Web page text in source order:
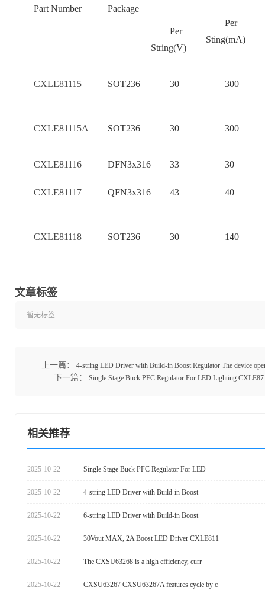
Part Number Package
Per
String(V)
Per
Sting(mA)
CXLE81115 SOT236 30 300
CXLE81115A SOT236 30 300
CXLE81116 DFN3x316 33 30
CXLE81117 QFN3x316 43 40
CXLE81118 SOT236 30 140
文章标签
暂无标签
上一篇： 4-string LED Driver with Build-in Boost Regulator The device
下一篇： Single Stage Buck PFC Regulator For LED Lighting
相关推荐
2025-10-22 Single Stage Buck PFC Regulator For LED
2025-10-22 4-string LED Driver with Build-in Boost
2025-10-22 6-string LED Driver with Build-in Boost
2025-10-22 30Vout MAX, 2A Boost LED Driver CXLE811
2025-10-22 The CXSU63268 is a high efficiency, curr
2025-10-22 CXSU63267 CXSU63267A features cycle by c